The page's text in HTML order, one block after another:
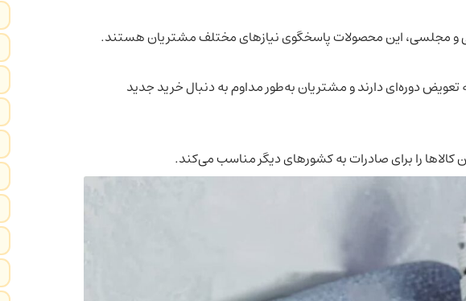
و مجلسی، این محصولات پاسخگوی نیازهای مختلف مشتریان هستند.
دوره‌ای دارند و مشتریان به‌طور مداوم به دنبال خرید جدید
را برای صادرات به کشورهای دیگر مناسب می‌کند.